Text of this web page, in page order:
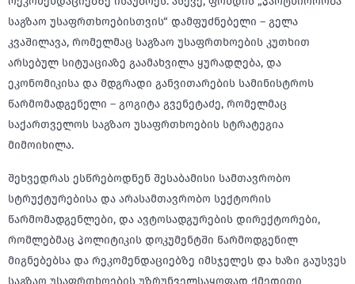
საგზაო უსაფრთხოებისთვის“ დამფუძნებელი – გელა
კვაშილავა, რომელმაც საგზაო უსაფრთხოების კუთხით
არსებულ სიტუაციაზე გაამახვილა ყურადღება, და
ეკონომიკისა და მდგრადი განვითარების სამინისტროს
წარმომადგენელი – გოგიტა გვენეტაძე, რომელმაც
საქართველოს საგზაო უსაფრთხოების სტრატეგია
მიმოიხილა.
შეხვედრას ესწრებოდნენ შესაბამისი სამთავრობო
სტრუქტურებისა და არასამთავრობო სექტორის
წარმომადგენლები, და ავტოსადგურების დირექტორები,
რომლებმაც პოლიტიკის დოკუმენტში წარმოდგენილ
მიგნებებსა და რეკომენდაციებზე იმსჯელეს და ხაზი გაუსვეს
საგზაო უსაფრთხოების უზრუნველსაყოფად ქმედითი